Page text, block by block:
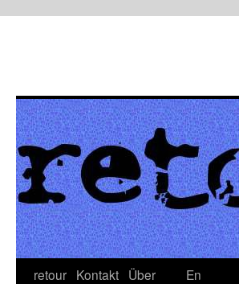
retour Kontakt Über
En